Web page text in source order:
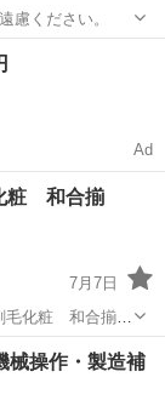
はご遠慮ください。
Ad
粧 和合揃
7月7日
操作・製造補